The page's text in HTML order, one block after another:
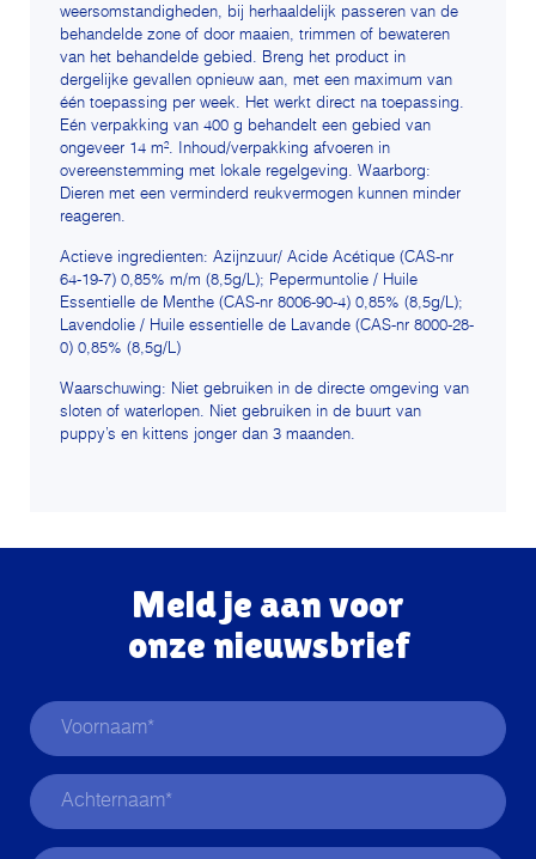
weersomstandigheden, bij herhaaldelijk passeren van de
behandelde zone of door maaien, trimmen of bewateren
van het behandelde gebied. Breng het product in
dergelijke gevallen opnieuw aan, met een maximum van
één toepassing per week. Het werkt direct na toepassing.
Eén verpakking van 400 g behandelt een gebied van
ongeveer 14 m². Inhoud/verpakking afvoeren in
overeenstemming met lokale regelgeving. Waarborg:
Dieren met een verminderd reukvermogen kunnen minder
reageren.
Actieve ingredienten: Azijnzuur/ Acide Acétique (CAS-nr
64-19-7) 0,85% m/m (8,5g/L); Pepermuntolie / Huile
Essentielle de Menthe (CAS-nr 8006-90-4) 0,85% (8,5g/L);
Lavendolie / Huile essentielle de Lavande (CAS-nr 8000-28-
0) 0,85% (8,5g/L)
Waarschuwing: Niet gebruiken in de directe omgeving van
sloten of waterlopen. Niet gebruiken in de buurt van
puppy’s en kittens jonger dan 3 maanden.
Meld je aan voor
onze nieuwsbrief